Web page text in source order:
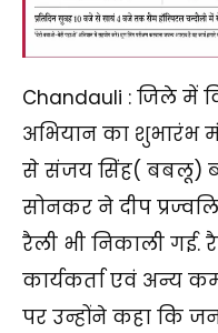
Chandauli : जिले में
अभियान का शुभारंभ
से संजय सिंह( बबलू)
सोनकर ने दीप
रैली भी निकाली गई.
कार्यकर्ता एवं अन्य
पर उन्होंने कहा कि